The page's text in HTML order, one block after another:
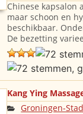
Chinese kapsalon
maar schoon en
beschikbaar.
De bezetting
Kang Ying
Groningen-Stad